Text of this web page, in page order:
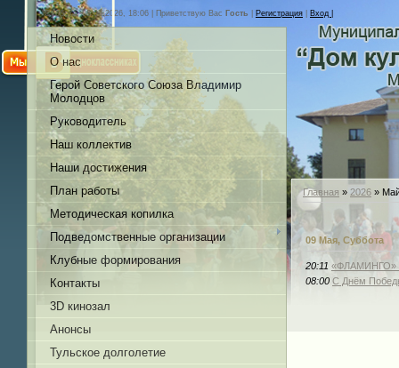
Суббота, 08.08.2026, 18:06 | Приветствую Вас Гость Регистрация Вход |
Новости
О нас
Герой Советского Союза Владимир
Молодцов
Руководитель
Наш коллектив
Наши достижения
План работы
Методическая копилка
Подведомственные организации
Клубные формирования
Контакты
3D кинозал
Анонсы
Тульское долголетие
Главная » 2026 »
09 Мая, Суббота
20:11 «ФЛАМИНГО»
08:00 С Днём